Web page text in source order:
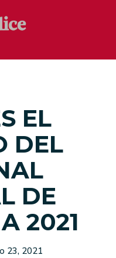
EL
DEL
DE
2021
23, 2021